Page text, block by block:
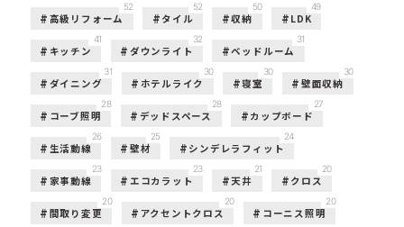
高級リフォーム
52
タイル
52
収納
50
LDK
49
キッチン
41
ダウンライト
32
ベッドルーム
31
ダイニング
31
ホテルライク
30
寝室
30
壁面収納
30
コーブ照明
28
デッドスペース
28
カップボード
27
生活動線
26
壁材
25
シンデレラフィット
24
家事動線
23
エコカラット
23
天井
21
クロス
20
間取り変更
20
アクセントクロス
20
コーニス照明
20